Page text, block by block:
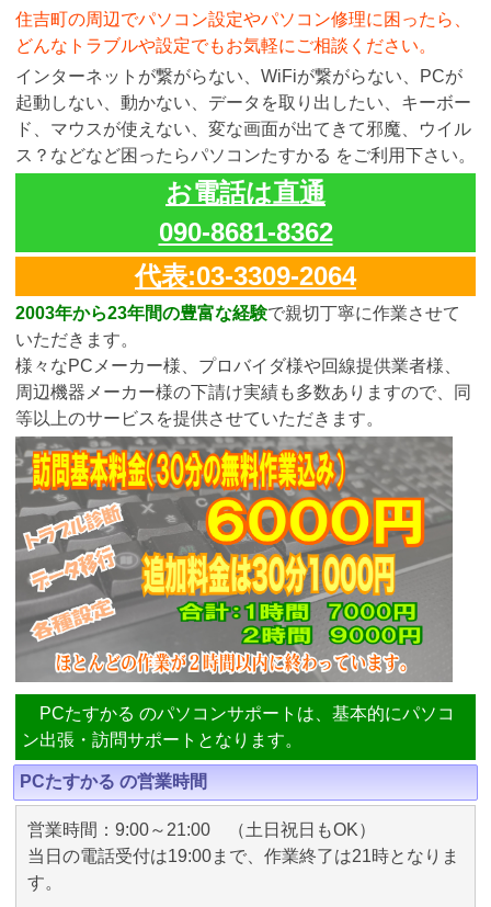
住吉町の周辺でパソコン設定やパソコン修理に困ったら、
どんなトラブルや設定でもお気軽にご相談ください。
インターネットが繋がらない、WiFiが繋がらない、PCが
起動しない、動かない、データを取り出したい、キーボー
ド、マウスが使えない、変な画面が出てきて邪魔、ウイル
ス？などなど困ったらパソコンたすかる をご利用下さい。
お電話は直通
090-8681-8362
代表:03-3309-2064
2003年から23年間の豊富な経験で親切丁寧に作業させて
いただきます。
様々なPCメーカー様、プロバイダ様や回線提供業者様、
周辺機器メーカー様の下請け実績も多数ありますので、同
等以上のサービスを提供させていただきます。
PCたすかる のパソコンサポートは、基本的にパソコ
ン出張・訪問サポートとなります。
PCたすかる の営業時間
営業時間：9:00～21:00 （土日祝日もOK）
当日の電話受付は19:00まで、作業終了は21時となりま
す。